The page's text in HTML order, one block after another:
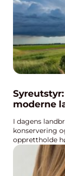
moderne
I dagens
konservering
opprettholde